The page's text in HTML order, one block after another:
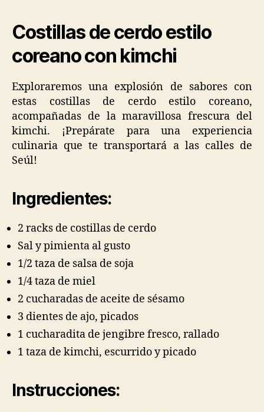
Costillas de cerdo estilo
coreano con kimchi
Exploraremos una explosión de sabores con
estas costillas de cerdo estilo coreano,
acompañadas de la maravillosa frescura del
kimchi. ¡Prepárate para una experiencia
culinaria que te transportará a las calles de
Seúl!
Ingredientes:
2 racks de costillas de cerdo
Sal y pimienta al gusto
1/2 taza de salsa de soja
1/4 taza de miel
2 cucharadas de aceite de sésamo
3 dientes de ajo, picados
1 cucharadita de jengibre fresco, rallado
1 taza de kimchi, escurrido y picado
Instrucciones: